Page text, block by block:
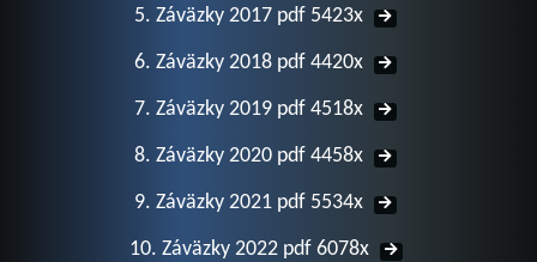
5. Záväzky 2017 pdf 5423x
6. Záväzky 2018 pdf 4420x
7. Záväzky 2019 pdf 4518x
8. Záväzky 2020 pdf 4458x
9. Záväzky 2021 pdf 5534x
10. Záväzky 2022 pdf 6078x